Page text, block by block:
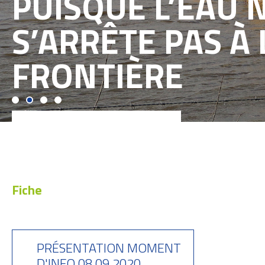
S’ARRÊTE PAS À
FRONTIÈRE
Fiche
PRÉSENTATION MOMENT